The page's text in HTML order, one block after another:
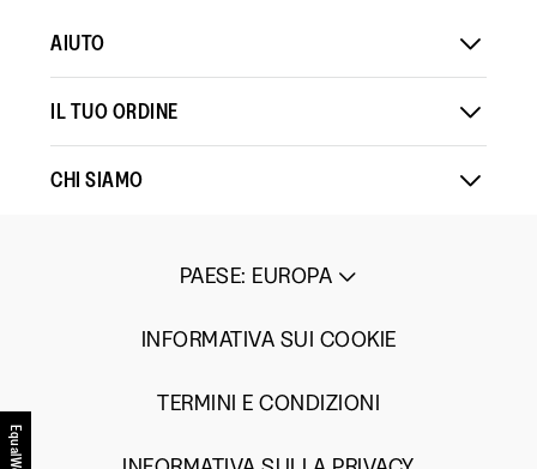
AIUTO
IL TUO ORDINE
CHI SIAMO
PAESE: EUROPA
INFORMATIVA SUI COOKIE
TERMINI E CONDIZIONI
EqualWeb